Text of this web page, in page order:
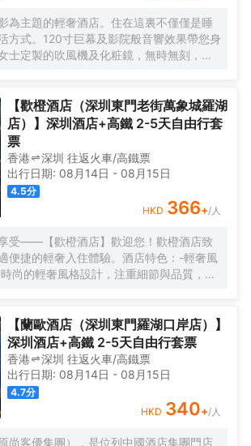
為主題的輕奢酒店。住在這裏不僅僅是睡
方式。120寸巨幕及影院般音響效果帶您身
士定製的吹風機及化粧鏡，無時無刻，呈
【歡橙酒店（深圳東門老街萬象城羅湖
店）】深圳酒店+高鐵 2-5天自由行套
票
香港 深圳 往返火車/高鐵票
出行日期: 08月14日 - 08月15日
4.5分
HKD 366+/人
受——【歡橙酒店】歡迎您！歡橙酒店致
便捷的輕奢入住體驗。酒店特色：-輕奢風
尚的輕奢風格設計，注重細節與品質，為
適享受:24小時熱水即開即熱，無需等
疲憊。-影音娛樂:部分房間配備高清投影
，享受震撼視聽盛宴。-貼心服務:酒店設有
乾服務，解決您的洗衣煩惱，讓旅途更加
店是您商務出行、休閒度假的理想之選。
馨提示，圖片僅供參考，無法涵蓋所有房
片請諮詢酒店。
【蘭歐酒店（深圳東門羅湖口岸店）】
深圳酒店+高鐵 2-5天自由行套票
香港 深圳 往返火車/高鐵票
出行日期: 08月14日 - 08月15日
4.7分
HKD 340+/人
尚客優集團），是位列中國酒店集團門店